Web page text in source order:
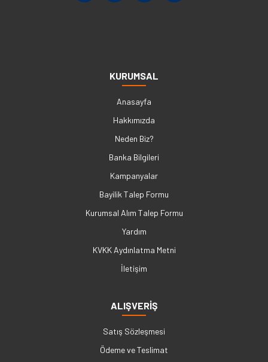
KURUMSAL
Anasayfa
Hakkımızda
Neden Biz?
Banka Bilgileri
Kampanyalar
Bayilik Talep Formu
Kurumsal Alım Talep Formu
Yardım
KVKK Aydınlatma Metni
İletişim
ALIŞVERİŞ
Satış Sözleşmesi
Ödeme ve Teslimat